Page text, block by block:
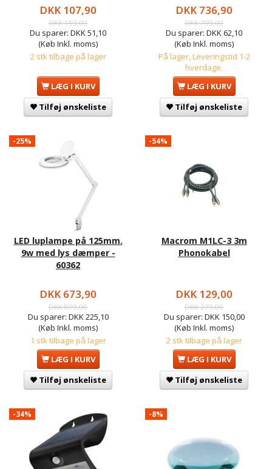
DKK 107,90
DKK 159,00
Du sparer: DKK 51,10
(Køb Inkl. moms)
2 stk tilbage på lager
LÆG I KURV
Tilføj ønskeliste
DKK 736,90
DKK 799,00
Du sparer: DKK 62,10
(Køb Inkl. moms)
På lager, Leveringstid 1-2
hverdage.
LÆG I KURV
Tilføj ønskeliste
-25%
LED luplampe på 125mm.
9w med lys dæmper -
60362
DKK 673,90
DKK 899,00
Du sparer: DKK 225,10
(Køb Inkl. moms)
1 stk tilbage på lager
LÆG I KURV
Tilføj ønskeliste
-54%
Macrom M1LC-3 3m
Phonokabel
DKK 129,00
DKK 279,00
Du sparer: DKK 150,00
(Køb Inkl. moms)
2 stk tilbage på lager
LÆG I KURV
Tilføj ønskeliste
-34% -8%